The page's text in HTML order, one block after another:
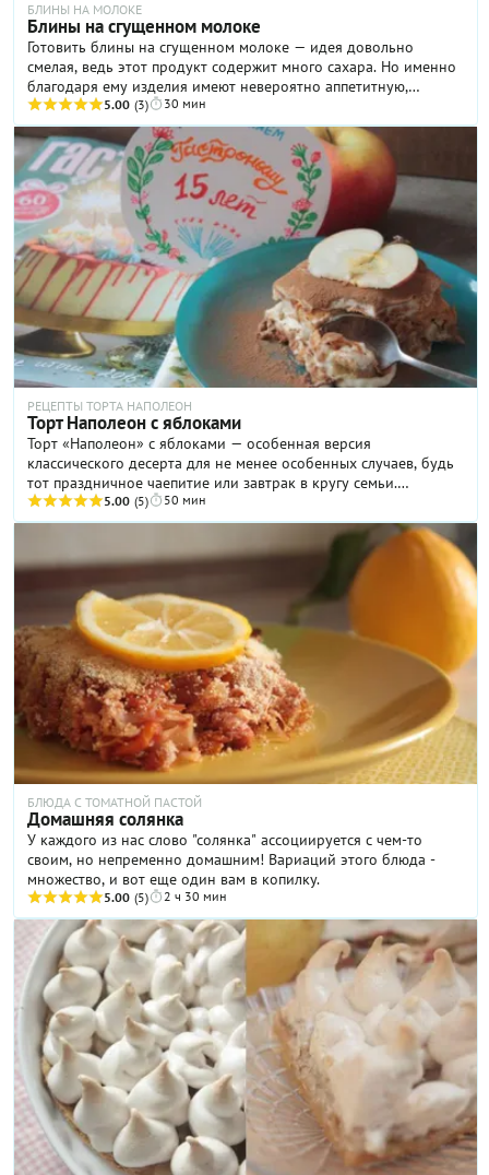
БЛИНЫ НА МОЛОКЕ
Блины на сгущенном молоке
Готовить блины на сгущенном молоке — идея довольно
смелая, ведь этот продукт содержит много сахара. Но именно
благодаря ему изделия имеют невероятно аппетитную,
хрустящую карамельную корочку! Поверьте: ваши близкие
точно оценят такое блюдо. Имейте в виду, что блины на
сгущенном молоке отличаются довольно плотной текстурой.
Если у вас получились такие — вы все сделали правильно.
Некоторые советуют добавлять в тесто блинов на сгущенном
молоке ложку лимонного сока, который вступит в реакцию с
содой и разрыхлит текстуру. Поэкспериментируйте, почему бы
и нет, но, нам кажется, без этого ингредиента вполне можно
обойтись.
5.00 (3) 30 мин
РЕЦЕПТЫ ТОРТА НАПОЛЕОН
Торт Наполеон с яблоками
Торт «Наполеон» с яблоками — особенная версия
классического десерта для не менее особенных случаев, будь
тот праздничное чаепитие или завтрак в кругу семьи.
Сливочный крем отлично гармонирует с яблочной начинкой,
вкус торта приобретает приятную фруктовую свежесть, а за
счет добавления корицы — восхитительные пряные нотки.
Ниже мы предлагаем подробный пошаговый рецепт, в котором
описали все тонкости приготовления «Наполеона» с яблоками.
Подавайте готовый десерт с чашечкой свежесваренного кофе
и не сомневайтесь — хорошее настроение будет обеспечено
на весь день.
5.00 (5) 50 мин
БЛЮДА С ТОМАТНОЙ ПАСТОЙ
Домашняя солянка
У каждого из нас слово "солянка" ассоциируется с чем-то
своим, но непременно домашним! Вариаций этого блюда -
множество, и вот еще один вам в копилку.
5.00 (5) 2 ч 30 мин